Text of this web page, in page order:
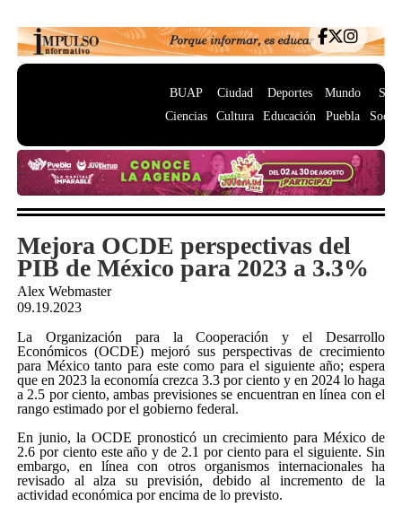
BUAP
Ciencias
Ciudad
Cultura
Deportes
Educación
Mundo
Puebla
Mejora OCDE perspectivas del
PIB de México para 2023 a 3.3%
Alex Webmaster
09.19.2023
La Organización para la Cooperación y el Desarrollo
Económicos (OCDE) mejoró sus perspectivas de crecimiento
para México tanto para este como para el siguiente año; espera
que en 2023 la economía crezca 3.3 por ciento y en 2024 lo haga
a 2.5 por ciento, ambas previsiones se encuentran en línea con el
rango estimado por el gobierno federal.
En junio, la OCDE pronosticó un crecimiento para México de
2.6 por ciento este año y de 2.1 por ciento para el siguiente. Sin
embargo, en línea con otros organismos internacionales ha
revisado al alza su previsión, debido al incremento de la
actividad económica por encima de lo previsto.